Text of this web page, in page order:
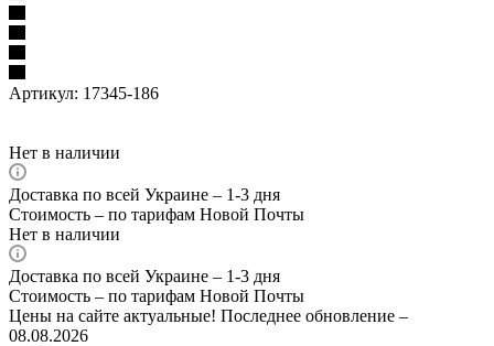
Артикул: 17345-186
Нет в наличии
Доставка по всей Украине – 1-3 дня
Стоимость – по тарифам Новой Почты
Нет в наличии
Доставка по всей Украине – 1-3 дня
Стоимость – по тарифам Новой Почты
Цены на сайте актуальные! Последнее обновление –
08.08.2026